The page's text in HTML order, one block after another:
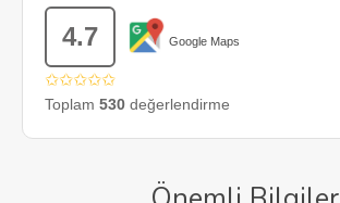
4.7 Google Maps
✩✩✩✩✩
Toplam 530 değerlendirme